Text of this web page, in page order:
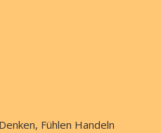
Fühlen Handeln